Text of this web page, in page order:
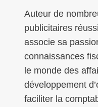
Auteur de
publicitaires
associe sa
connaissances
le monde des
développement
faciliter la